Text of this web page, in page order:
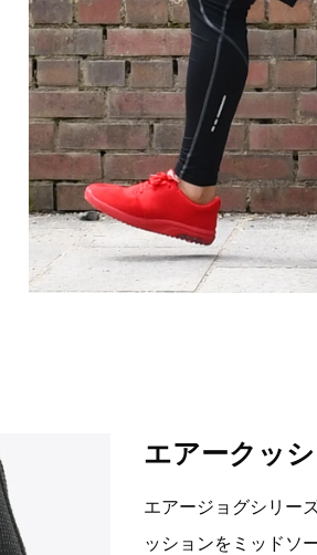
エアークッ
エアージョグシリー
ッションをミッドソ